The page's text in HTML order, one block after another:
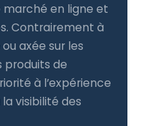
en ligne et
Contrairement à
axée sur les
produits de
à l’expérience
visibilité des